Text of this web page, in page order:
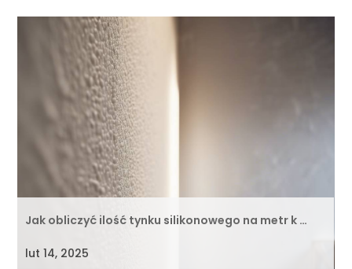
Jak obliczyć ilość tynku silikonowego na metr k …
lut 14, 2025